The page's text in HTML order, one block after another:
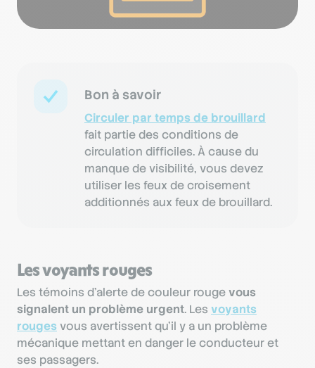
Bon à savoir
Circuler par temps de brouillard
fait partie des conditions de
circulation difficiles. À cause du
manque de visibilité, vous devez
utiliser les feux de croisement
additionnés aux feux de brouillard.
Les voyants rouges
Les témoins d’alerte de couleur rougevous
signalent un problème urgent. Les voyants
rouges vous avertissent qu’il y a un problème
mécanique mettant en danger le conducteur et
ses passagers.